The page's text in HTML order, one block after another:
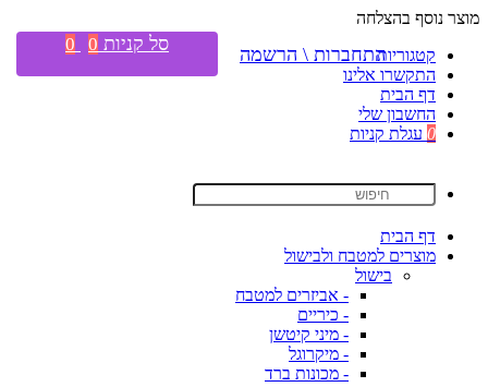
מוצר נוסף בהצלחה
קטגוריות
התקשרו אלינו
דף הבית
החשבון שלי
0 עגלת קניות
דף הבית
מוצרים למטבח ולבישול
בישול
- אביזרים למטבח
- כיריים
- מיני קיטשן
- מיקרוגל
- מכונות ברד
התחברות \ הרשמה סל קניות 0
0